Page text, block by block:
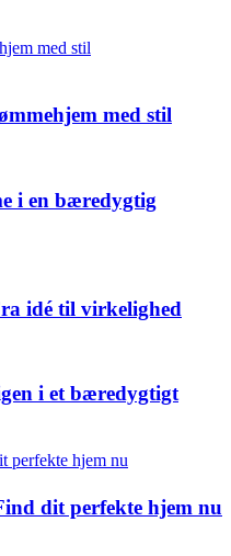
med stil
i en bæredygtig
idé til virkelighed
i et bæredygtigt
dit perfekte hjem nu